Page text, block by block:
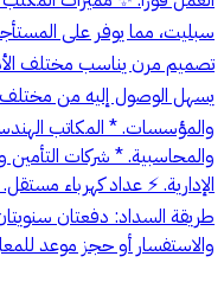
سبليت، مما يوفر على
تصميم مرن يناسب مختلف
يسهل الوصول إليه من مختلف
والمؤسسات. * المكاتب
والمحاسبية. * شركات
والاستفسار أو حجز موعد